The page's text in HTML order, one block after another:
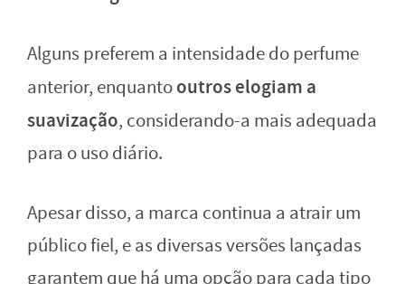
Alguns preferem a intensidade do perfume
anterior, enquantooutros elogiam a
suavização, considerando-a mais adequada
para o uso diário.
Apesar disso, a marca continua a atrair um
público fiel, e as diversas versões lançadas
garantem que há uma opção para cada tipo